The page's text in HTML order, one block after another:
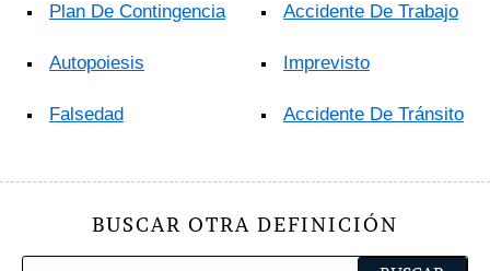
Plan De Contingencia
Autopoiesis
Falsedad
Accidente De Trabajo
Imprevisto
Accidente De Tránsito
BUSCAR OTRA DEFINICIÓN